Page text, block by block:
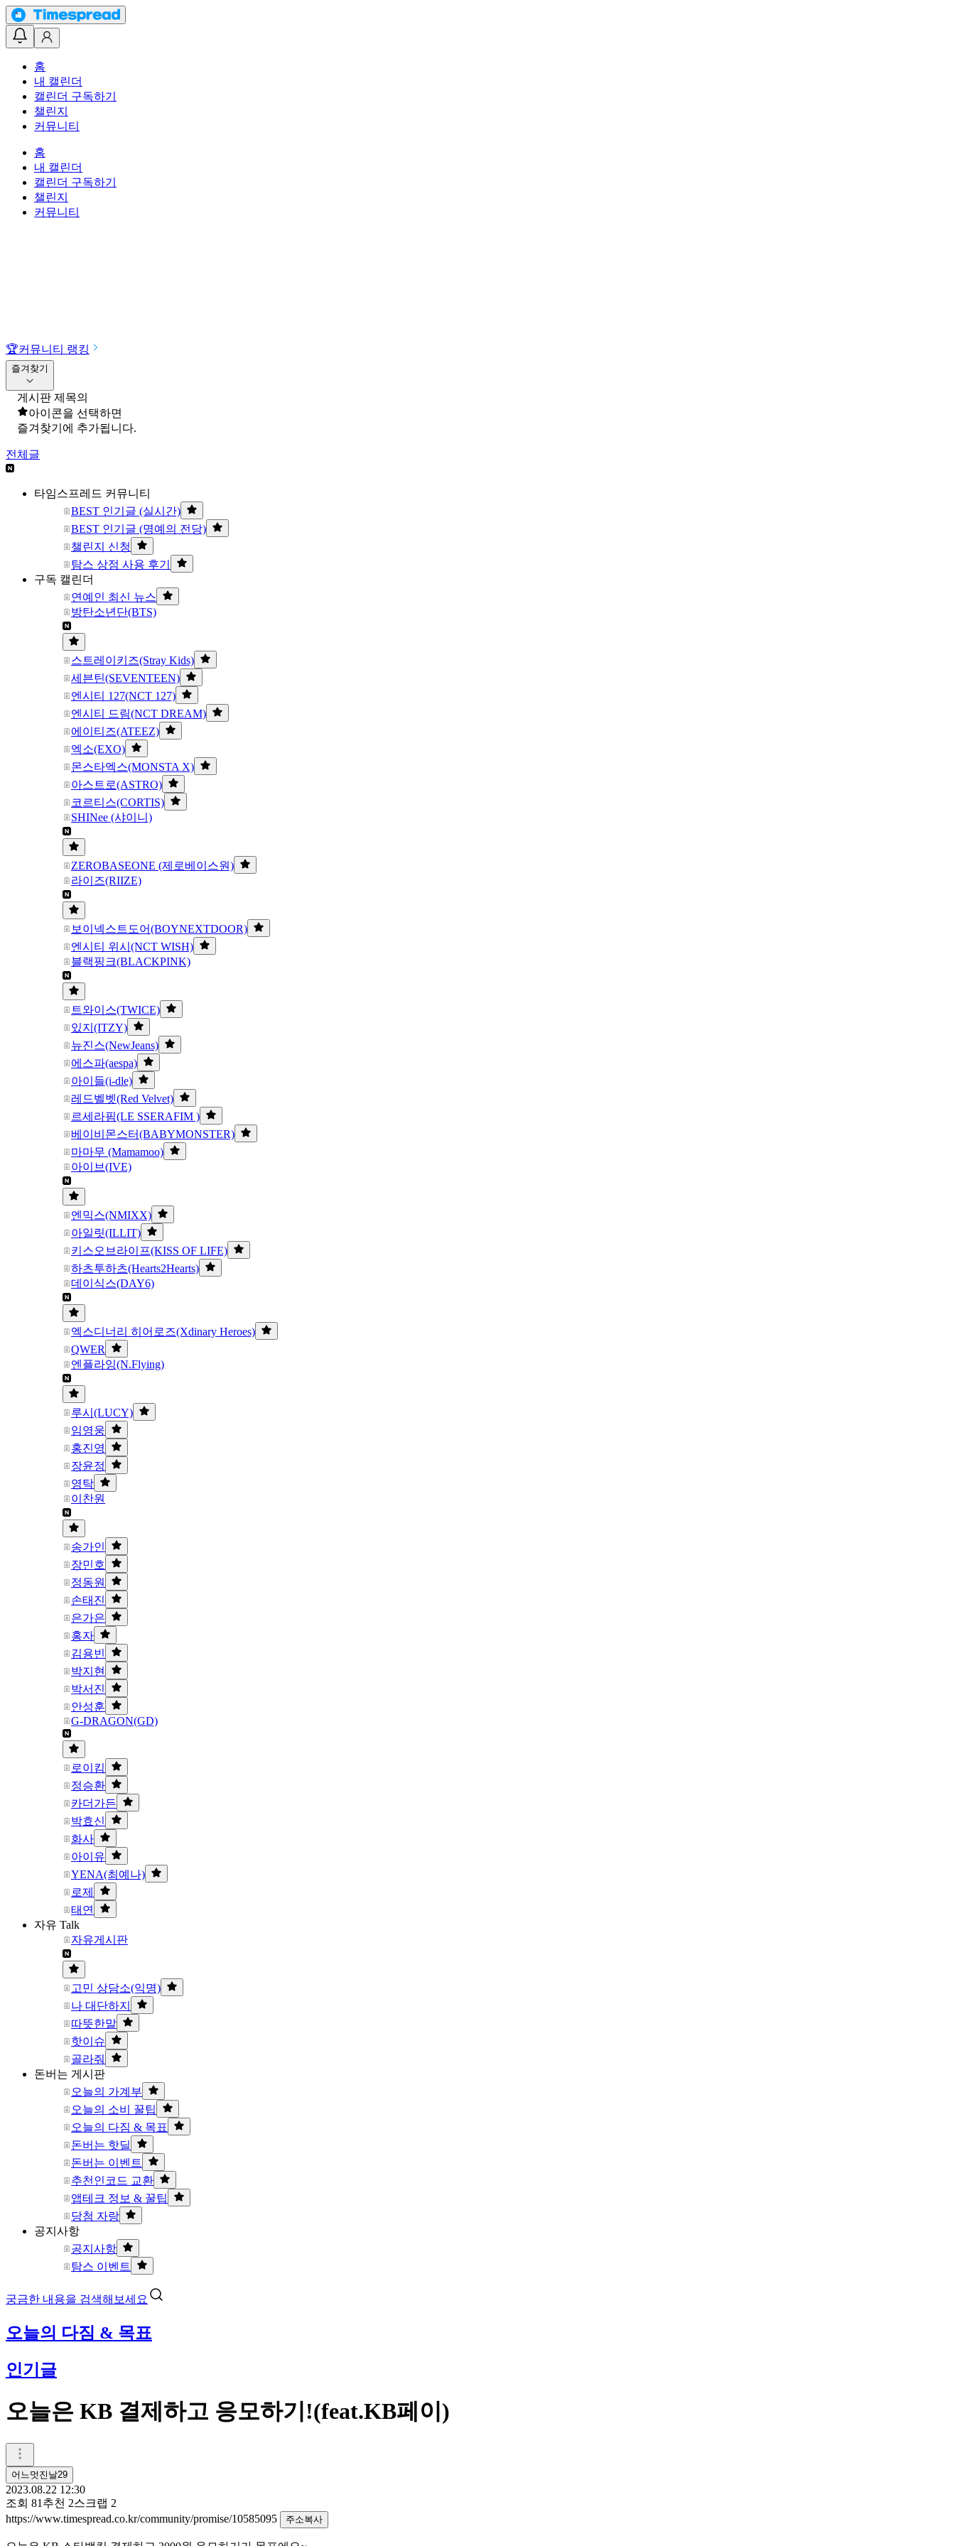
홈
내 캘린더
캘린더 구독하기
챌린지
커뮤니티
홈
내 캘린더
캘린더 구독하기
챌린지
커뮤니티
🏆커뮤니티 랭킹
즐겨찾기
게시판 제목의
아이콘을 선택하면
즐겨찾기에 추가됩니다.
전체글
타임스프레드 커뮤니티
BEST 인기글 (실시간)
BEST 인기글 (명예의 전당)
챌린지 신청
탐스 상점 사용 후기
구독 캘린더
연예인 최신 뉴스
방탄소년단(BTS)
스트레이키즈(Stray Kids)
세븐틴(SEVENTEEN)
엔시티 127(NCT 127)
엔시티 드림(NCT DREAM)
에이티즈(ATEEZ)
엑소(EXO)
몬스타엑스(MONSTA X)
아스트로(ASTRO)
코르티스(CORTIS)
SHINee (샤이니)
ZEROBASEONE (제로베이스원)
라이즈(RIIZE)
보이넥스트도어(BOYNEXTDOOR)
엔시티 위시(NCT WISH)
블랙핑크(BLACKPINK)
트와이스(TWICE)
있지(ITZY)
뉴진스(NewJeans)
에스파(aespa)
아이들(i-dle)
레드벨벳(Red Velvet)
르세라핌(LE SSERAFIM )
베이비몬스터(BABYMONSTER)
마마무 (Mamamoo)
아이브(IVE)
엔믹스(NMIXX)
아일릿(ILLIT)
키스오브라이프(KISS OF LIFE)
하츠투하츠(Hearts2Hearts)
데이식스(DAY6)
엑스디너리 히어로즈(Xdinary Heroes)
QWER
엔플라잉(N.Flying)
루시(LUCY)
임영웅
홍진영
장윤정
영탁
이찬원
송가인
장민호
정동원
손태진
은가은
홍자
김용빈
박지현
박서진
안성훈
G-DRAGON(GD)
로이킴
정승환
카더가든
박효신
화사
아이유
YENA(최예나)
로제
태연
자유 Talk
자유게시판
고민 상담소(익명)
나 대단하지
따뜻한말
핫이슈
골라줘
돈버는 게시판
오늘의 가계부
오늘의 소비 꿀팁
오늘의 다짐 & 목표
돈버는 핫딜
돈버는 이벤트
추천인코드 교환
앱테크 정보 & 꿀팁
당첨 자랑
공지사항
공지사항
탐스 이벤트
궁금한 내용을 검색해보세요
오늘의 다짐 & 목표
인기글
오늘은 KB 결제하고 응모하기!(feat.KB페이)
어느멋진날29
2023.08.22 12:30
조회 81 추천 2스크랩 2
https://www.timespread.co.kr/community/promise/10585095
주소복사